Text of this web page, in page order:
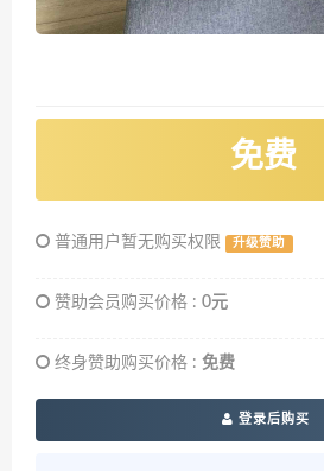
免费
普通用户暂无购买权限 升级赞助
赞助会员购买价格 : 0元
终身赞助购买价格 : 免费
登录后购买